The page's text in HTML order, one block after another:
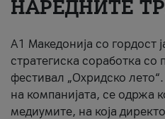
НАРЕДНИТЕ
A1 Македонија со гордост
стратегиска соработка со
фестивал „Охридско
на компанијата, се одржа
медиумите, на која